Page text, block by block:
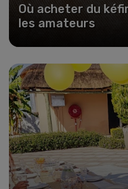
Où acheter du
les amateurs